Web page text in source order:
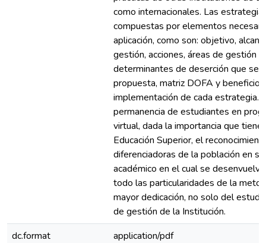
como internacionales. Las
compuestas por elementos
aplicación, como son: objetivo,
gestión, acciones, áreas de gestión
determinantes de deserción que se
propuesta, matriz DOFA y
implementación de cada
permanencia de estudiantes en
virtual, dada la importancia que
Educación Superior, el
diferenciadoras de la población en
académico en el cual se
todo las particularidades de la
mayor dedicación, no solo del
de gestión de la Institución.
dc.format
application/pdf